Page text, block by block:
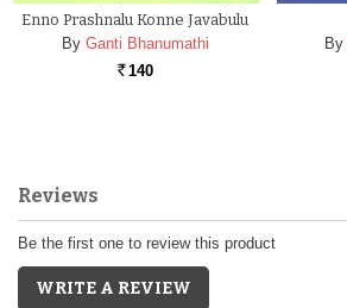
Enno Prashnalu Konne Javabulu
By Ganti Bhanumathi
Rs. 140
By
Reviews
Be the first one to review this product
WRITE A REVIEW